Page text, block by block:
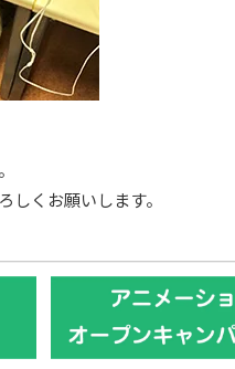
くお願いします。